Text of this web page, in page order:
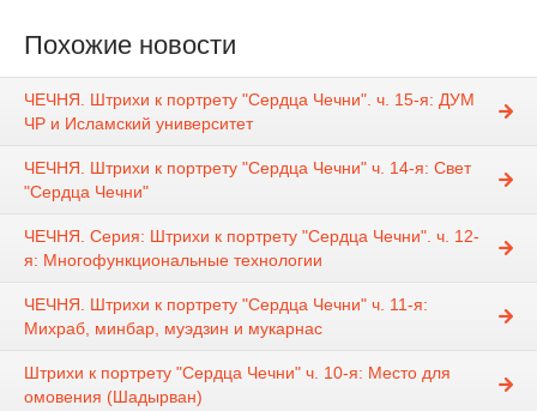
Похожие новости
ЧЕЧНЯ. Штрихи к портрету "Сердца Чечни". ч. 15-я: ДУМ
ЧР и Исламский университет
ЧЕЧНЯ. Штрихи к портрету "Сердца Чечни" ч. 14-я: Свет
"Сердца Чечни"
ЧЕЧНЯ. Серия: Штрихи к портрету "Сердца Чечни". ч. 12-
я: Многофункциональные технологии
ЧЕЧНЯ. Штрихи к портрету "Сердца Чечни" ч. 11-я:
Михраб, минбар, муэдзин и мукарнас
Штрихи к портрету "Сердца Чечни" ч. 10-я: Место для
омовения (Шадырван)